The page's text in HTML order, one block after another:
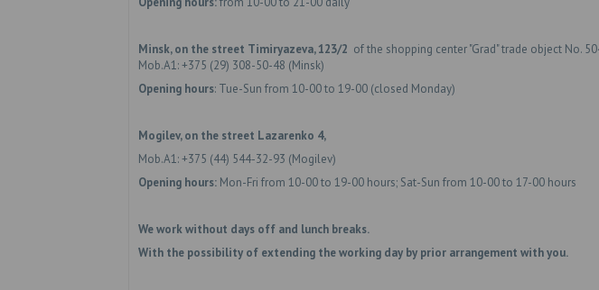
Minsk,on the street Timiryazeva, 123/2 of the shopping center "Grad" trade object No.
Mob.A1: +375 (29) 308-50-48 (Minsk)
Opening hours: Tue-Sun from 10-00 to 19-00 (closed Monday)
Mogilev, on the street Lazarenko 4,
Mob.A1: +375 (44) 544-32-93 (Mogilev)
Opening hours: Mon-Fri from 10-00 to 19-00 hours; Sat-Sun from 10-00 to 17-00 hours
We work without days off and lunch breaks.
With the possibility of extending the working day by prior arrangement with you.